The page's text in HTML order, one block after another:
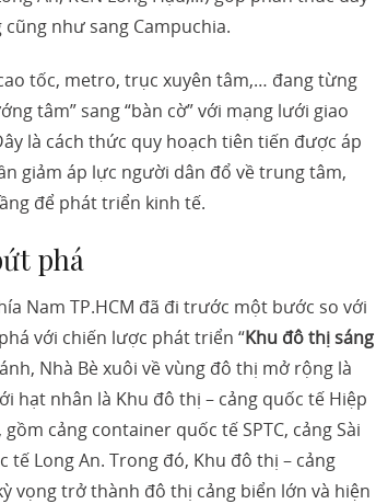
như sang Campuchia.
tốc, metro, trục xuyên tâm,… đang từng
tâm” sang “bàn cờ” với mạng lưới giao
là cách thức quy hoạch tiên tiến được áp
giảm áp lực người dân đổ về trung tâm,
để phát triển kinh tế.
phá
Nam TP.HCM đã đi trước một bước so với
với chiến lược phát triển “Khu đô thị sáng
Nhà Bè xuôi về vùng đô thị mở rộng là
hạt nhân là Khu đô thị – cảng quốc tế Hiệp
cảng container quốc tế SPTC, cảng Sài
tế Long An. Trong đó, Khu đô thị – cảng
vọng trở thành đô thị cảng biển lớn và hiện